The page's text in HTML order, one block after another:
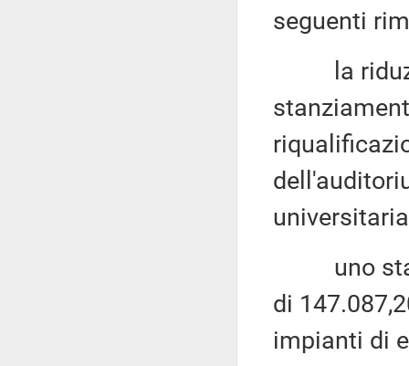
seguenti
la
uno
di
impianti di